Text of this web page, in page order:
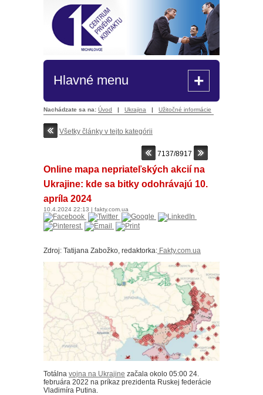
Hlavné menu +
Nachádzate sa na: Úvod | Ukrajina | Užitočné informácie
Všetky články v tejto kategórii
7137/8917
Online mapa nepriateľských akcií na
Ukrajine: kde sa bitky odohrávajú 10.
apríla 2024
10.4.2024 22:13 | fakty.com.ua
Zdroj: Tatijana Zabožko, redaktorka: Fakty.com.ua
Totálna vojna na Ukrajine začala okolo 05:00 24.
februára 2022 na príkaz prezidenta Ruskej federácie
Vladimíra Putina.